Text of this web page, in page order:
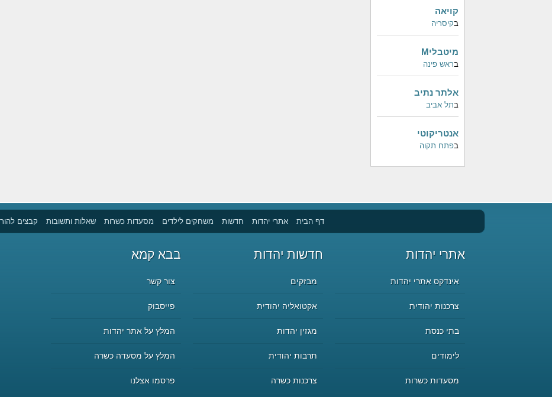
קויאה
בקיסריה
מיטבליM
בראש פינה
אלתר נתיב
בתל אביב
אנטריקוטי
בפתח תקוה
דף הבית אתרי יהדות חדשות משחקים לילדים מסעדות כשרות שאלות ותשובות קבצים
אתרי יהדות
אינדקס אתרי יהדות
צרכנות יהודית
בתי כנסת
לימודים
מסעדות כשרות
חדשות יהדות
מבזקים
אקטואליה יהודית
מגזין יהדות
תרבות יהודית
צרכנות כשרה
בבא קמא
צור קשר
פייסבוק
המלץ על אתר יהדות
המלץ על מסעדה כשרה
פרסמו אצלנו